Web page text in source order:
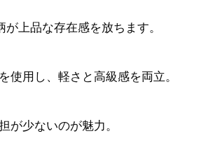
上品な存在感を放ちます。
使用し、軽さと高級感を両立。
が少ないのが魅力。